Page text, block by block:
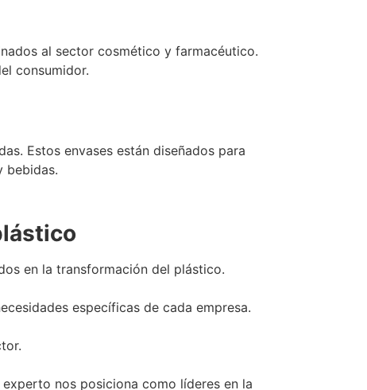
al sector cosmético y farmacéutico.
consumidor.
Estos envases están diseñados para
bebidas.
en la transformación del plástico.
específicas de cada empresa.
nos posiciona como líderes en la